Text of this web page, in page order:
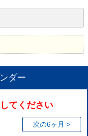
ダー
てください
次の6ヶ月 >